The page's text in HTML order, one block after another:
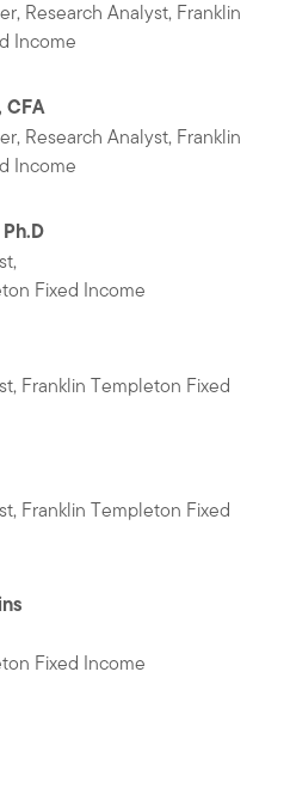
Research Analyst, Franklin
Income
CFA
Research Analyst, Franklin
Income
Fixed Income
Franklin Templeton Fixed
Franklin Templeton Fixed
Fixed Income